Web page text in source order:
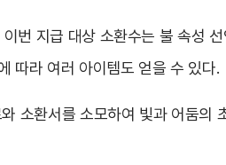
번 지급 대상 소환수는 불 속성
따라 여러 아이템도 얻을 수 있다.
소환서를 소모하여 빛과 어둠